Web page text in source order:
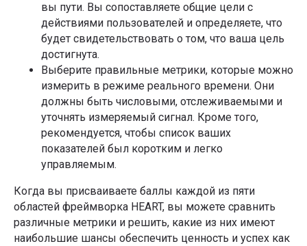
вы пути. Вы сопоставляете общие цели с
действиями пользователей и определяете, что
будет свидетельствовать о том, что ваша цель
достигнута.
Выберите правильные метрики, которые можно
измерить в режиме реального времени. Они
должны быть числовыми, отслеживаемыми и
уточнять измеряемый сигнал. Кроме того,
рекомендуется, чтобы список ваших
показателей был коротким и легко
управляемым.
Когда вы присваиваете баллы каждой из пяти
областей фреймворка HEART, вы можете сравнить
различные метрики и решить, какие из них имеют
наибольшие шансы обеспечить ценность и успех как